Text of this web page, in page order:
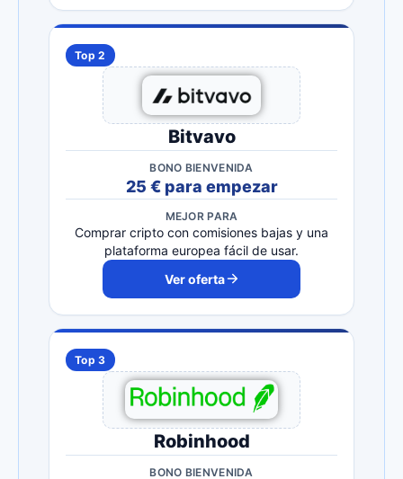
Top 2
Bitvavo
BONO BIENVENIDA
25 € para empezar
MEJOR PARA
Comprar cripto con comisiones bajas y una
plataforma europea fácil de usar.
Ver oferta
Top 3
Robinhood
BONO BIENVENIDA